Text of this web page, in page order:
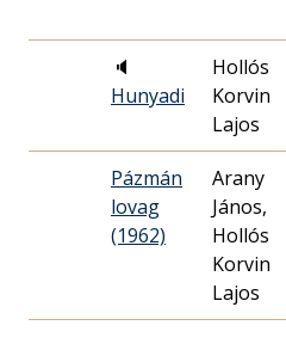
🔈
Hunyadi
Hollós
Korvin
Lajos
Pázmán
lovag
(1962)
Arany
János,
Hollós
Korvin
Lajos